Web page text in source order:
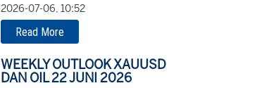
2026-07-06, 10:52
Read More
WEEKLY OUTLOOK XAUUSD
DAN OIL 22 JUNI 2026